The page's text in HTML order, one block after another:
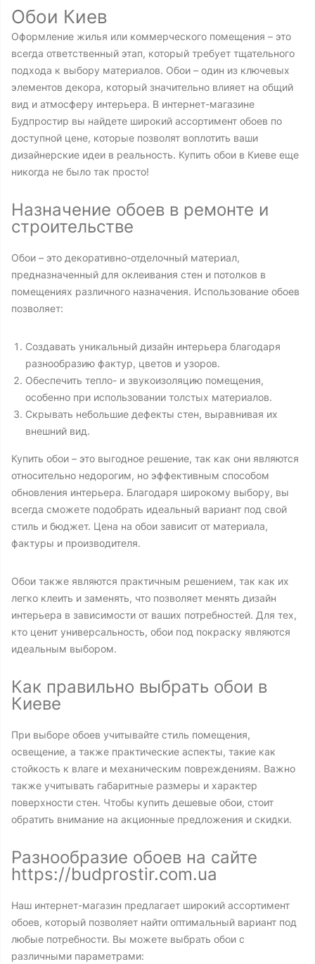
Обои Киев
Оформление жилья или коммерческого помещения – это
всегда ответственный этап, который требует тщательного
подхода к выбору материалов. Обои – один из ключевых
элементов декора, который значительно влияет на общий
вид и атмосферу интерьера. В интернет-магазине
Будпростир вы найдете широкий ассортимент обоев по
доступной цене, которые позволят воплотить ваши
дизайнерские идеи в реальность. Купить обои в Киеве еще
никогда не было так просто!
Назначение обоев в ремонте и
строительстве
Обои – это декоративно-отделочный материал,
предназначенный для оклеивания стен и потолков в
помещениях различного назначения. Использование обоев
позволяет:
Создавать уникальный дизайн интерьера благодаря
разнообразию фактур, цветов и узоров.
Обеспечить тепло- и звукоизоляцию помещения,
особенно при использовании толстых материалов.
Скрывать небольшие дефекты стен, выравнивая их
внешний вид.
Купить обои – это выгодное решение, так как они являются
относительно недорогим, но эффективным способом
обновления интерьера. Благодаря широкому выбору, вы
всегда сможете подобрать идеальный вариант под свой
стиль и бюджет. Цена на обои зависит от материала,
фактуры и производителя.
Обои также являются практичным решением, так как их
легко клеить и заменять, что позволяет менять дизайн
интерьера в зависимости от ваших потребностей. Для тех,
кто ценит универсальность, обои под покраску являются
идеальным выбором.
Как правильно выбрать обои в
Киеве
При выборе обоев учитывайте стиль помещения,
освещение, а также практические аспекты, такие как
стойкость к влаге и механическим повреждениям. Важно
также учитывать габаритные размеры и характер
поверхности стен. Чтобы купить дешевые обои, стоит
обратить внимание на акционные предложения и скидки.
Разнообразие обоев на сайте
https://budprostir.com.ua
Наш интернет-магазин предлагает широкий ассортимент
обоев, который позволяет найти оптимальный вариант под
любые потребности. Вы можете выбрать обои с
различными параметрами: